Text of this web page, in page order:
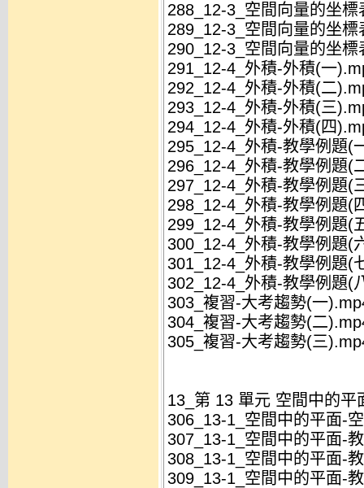
288_12-3_空間向量的坐
289_12-3_空間向量的坐
290_12-3_空間向量的坐
291_12-4_外積-外積(一
292_12-4_外積-外積(二
293_12-4_外積-外積(三
294_12-4_外積-外積(四
295_12-4_外積-教學例題(
296_12-4_外積-教學例題(
297_12-4_外積-教學例題(
298_12-4_外積-教學例題(
299_12-4_外積-教學例題(
300_12-4_外積-教學例題(
301_12-4_外積-教學例題(
302_12-4_外積-教學例題(
303_複習-大考趨勢(一
304_複習-大考趨勢(二
305_複習-大考趨勢(三
13_第 13 單元 空間中的平
306_13-1_空間中的平面-
307_13-1_空間中的平面-
308_13-1_空間中的平面-
309_13-1_空間中的平面-